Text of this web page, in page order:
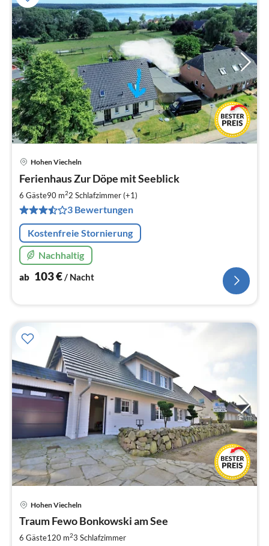
Hohen Viecheln
Ferienhaus Zur Döpe mit Seeblick
6 Gäste90 m22 Schlafzimmer (+1)
3 Bewertungen
Kostenfreie Stornierung
Nachhaltig
ab 103€/ Nacht
Hohen Viecheln
Traum Fewo Bonkowski am See
6 Gäste120 m23 Schlafzimmer